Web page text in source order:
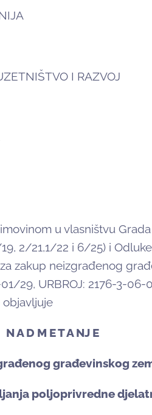
I RAZVOJ
u vlasništvu
2/21,1/22 i 6/25) i
zakup neizgrađenog
29, URBROJ: 2176-3-06-
objavljuje
N A D M E T A NJ E
građevinskog
poljoprivredne